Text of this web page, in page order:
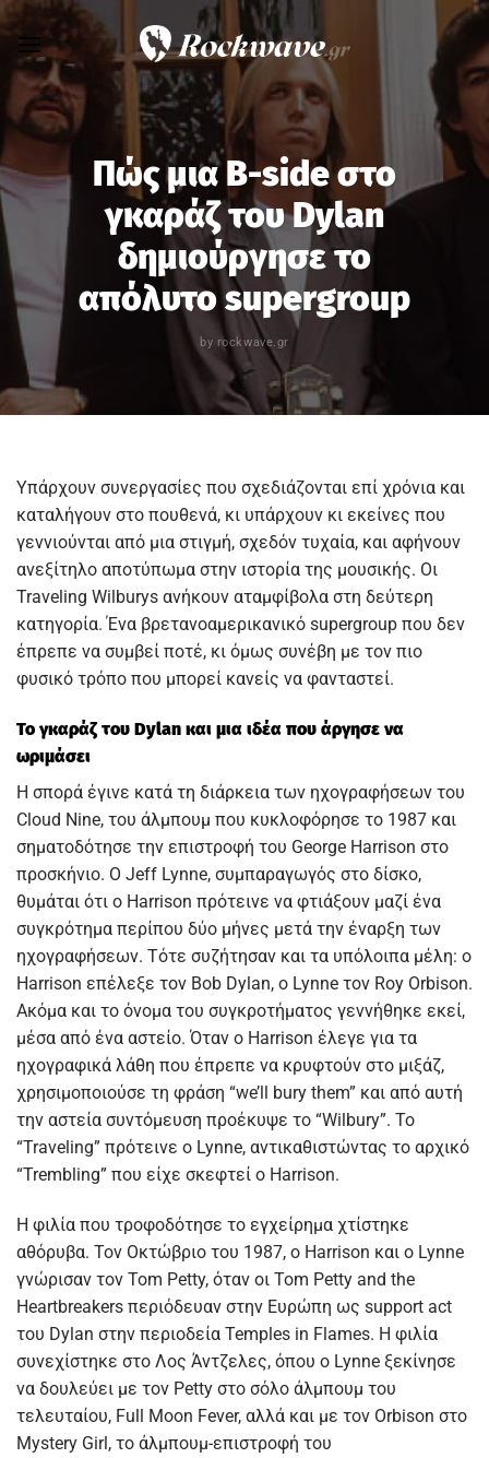
Skip
to
content
Πώς μια B-side στο
γκαράζ του Dylan
δημιούργησε το
απόλυτο supergroup
by rockwave.gr
Υπάρχουν συνεργασίες που σχεδιάζονται επί χρόνια και
καταλήγουν στο πουθενά, κι υπάρχουν κι εκείνες που
γεννιούνται από μια στιγμή, σχεδόν τυχαία, και αφήνουν
ανεξίτηλο αποτύπωμα στην ιστορία της μουσικής. Οι
Traveling Wilburys ανήκουν αταμφίβολα στη δεύτερη
κατηγορία. Ένα βρετανοαμερικανικό supergroup που δεν
έπρεπε να συμβεί ποτέ, κι όμως συνέβη με τον πιο
φυσικό τρόπο που μπορεί κανείς να φανταστεί.
Το γκαράζ του Dylan και μια ιδέα που άργησε να
ωριμάσει
Η σπορά έγινε κατά τη διάρκεια των ηχογραφήσεων του
Cloud Nine, του άλμπουμ που κυκλοφόρησε το 1987 και
σηματοδότησε την επιστροφή του George Harrison στο
προσκήνιο. Ο Jeff Lynne, συμπαραγωγός στο δίσκο,
θυμάται ότι ο Harrison πρότεινε να φτιάξουν μαζί ένα
συγκρότημα περίπου δύο μήνες μετά την έναρξη των
ηχογραφήσεων. Τότε συζήτησαν και τα υπόλοιπα μέλη: ο
Harrison επέλεξε τον Bob Dylan, ο Lynne τον Roy Orbison.
Ακόμα και το όνομα του συγκροτήματος γεννήθηκε εκεί,
μέσα από ένα αστείο. Όταν ο Harrison έλεγε για τα
ηχογραφικά λάθη που έπρεπε να κρυφτούν στο μιξάζ,
χρησιμοποιούσε τη φράση “we’ll bury them” και από αυτή
την αστεία συντόμευση προέκυψε το “Wilbury”. Το
“Traveling” πρότεινε ο Lynne, αντικαθιστώντας το αρχικό
“Trembling” που είχε σκεφτεί ο Harrison.
Η φιλία που τροφοδότησε το εγχείρημα χτίστηκε
αθόρυβα. Τον Οκτώβριο του 1987, ο Harrison και ο Lynne
γνώρισαν τον Tom Petty, όταν οι Tom Petty and the
Heartbreakers περιόδευαν στην Ευρώπη ως support act
του Dylan στην περιοδεία Temples in Flames. Η φιλία
συνεχίστηκε στο Λος Άντζελες, όπου ο Lynne ξεκίνησε
να δουλεύει με τον Petty στο σόλο άλμπουμ του
τελευταίου, Full Moon Fever, αλλά και με τον Orbison στο
Mystery Girl, το άλμπουμ-επιστροφή του